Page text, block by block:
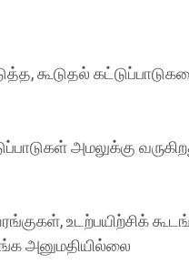
கூடுதல்
அமலுக்கு
உடற்பயிற்சிக்
அனுமதியில்லை